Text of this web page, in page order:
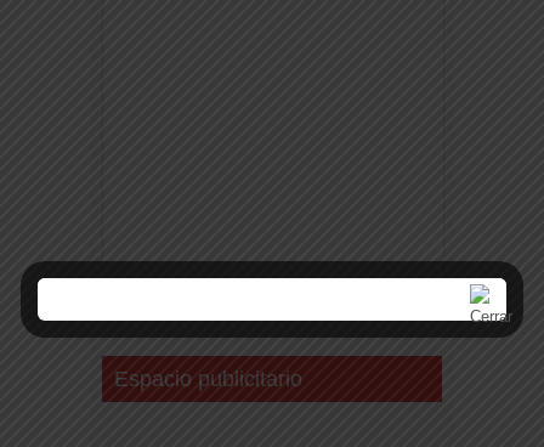
Espacio publicitario